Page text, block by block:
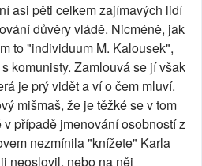
asi pěti celkem zajímavých lidí
důvěry vládě. Nicméně, jak
to "individuum M. Kalousek",
komunisty. Zamlouvá se jí však
je prý vidět a ví o čem mluví.
mišmaš, že je těžké se v tom
případě jmenování osobností z
nezmínila "knížete" Karla
neoslovil, nebo na něj